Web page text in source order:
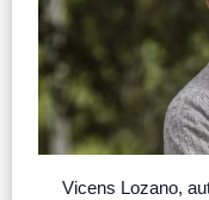
Vicens Lozano,